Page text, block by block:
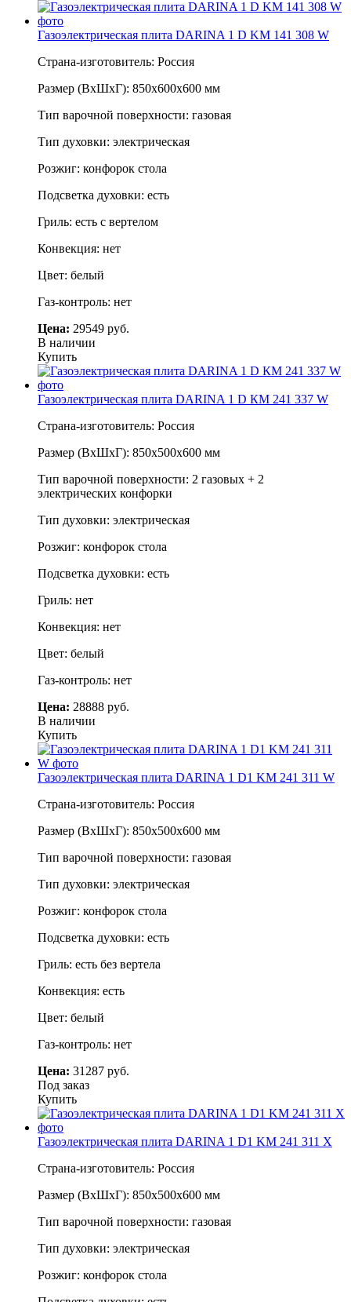
Газоэлектрическая плита DARINA 1 D KM 141 308 W
Страна-изготовитель: Россия
Размер (ВхШхГ): 850х600х600 мм
Тип варочной поверхности: газовая
Тип духовки: электрическая
Розжиг: конфорок стола
Подсветка духовки: есть
Гриль: есть с вертелом
Конвекция: нет
Цвет: белый
Газ-контроль: нет
Цена: 29549 руб.
В наличии
Купить
Газоэлектрическая плита DARINA 1 D КМ 241 337 W
Страна-изготовитель: Россия
Размер (ВхШхГ): 850х500х600 мм
Тип варочной поверхности: 2 газовых + 2
электрических конфорки
Тип духовки: электрическая
Розжиг: конфорок стола
Подсветка духовки: есть
Гриль: нет
Конвекция: нет
Цвет: белый
Газ-контроль: нет
Цена: 28888 руб.
В наличии
Купить
Газоэлектрическая плита DARINA 1 D1 KM 241 311 W
Страна-изготовитель: Россия
Размер (ВхШхГ): 850х500х600 мм
Тип варочной поверхности: газовая
Тип духовки: электрическая
Розжиг: конфорок стола
Подсветка духовки: есть
Гриль: есть без вертела
Конвекция: есть
Цвет: белый
Газ-контроль: нет
Цена: 31287 руб.
Под заказ
Купить
Газоэлектрическая плита DARINA 1 D1 KM 241 311 X
Страна-изготовитель: Россия
Размер (ВхШхГ): 850х500х600 мм
Тип варочной поверхности: газовая
Тип духовки: электрическая
Розжиг: конфорок стола